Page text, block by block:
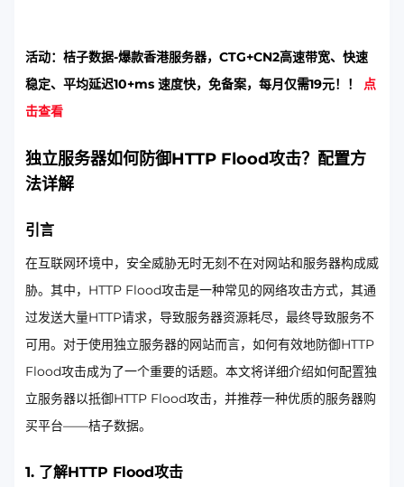
活动：桔子数据-爆款香港服务器，CTG+CN2高速带宽、快速
稳定、平均延迟10+ms 速度快，免备案，每月仅需19元！！ 点
击查看
独立服务器如何防御HTTP Flood攻击？配置方
法详解
引言
在互联网环境中，安全威胁无时无刻不在对网站和服务器构成威
胁。其中，HTTP Flood攻击是一种常见的网络攻击方式，其通
过发送大量HTTP请求，导致服务器资源耗尽，最终导致服务不
可用。对于使用独立服务器的网站而言，如何有效地防御HTTP
Flood攻击成为了一个重要的话题。本文将详细介绍如何配置独
立服务器以抵御HTTP Flood攻击，并推荐一种优质的服务器购
买平台——桔子数据。
1. 了解HTTP Flood攻击